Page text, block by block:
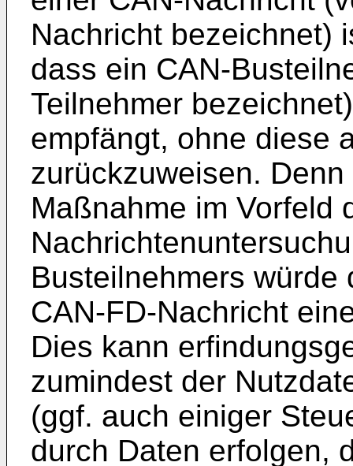
Nachricht bezeichnet)
dass ein CAN-
Teilnehmer
empfängt, ohne diese
zurückzuweisen.
Maßnahme im Vorfeld
Busteilnehmers
CAN-FD-Nachricht
Dies kann
zumindest der
(ggf. auch einiger
durch Daten erfolgen,